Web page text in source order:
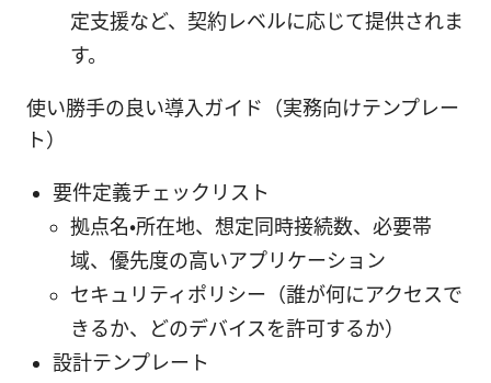
定支援など、契約レベルに応じて提供されま
す。
使い勝手の良い導入ガイド（実務向けテンプレー
ト）
要件定義チェックリスト
拠点名・所在地、想定同時接続数、必要帯
域、優先度の高いアプリケーション
セキュリティポリシー（誰が何にアクセスで
きるか、どのデバイスを許可するか）
設計テンプレート